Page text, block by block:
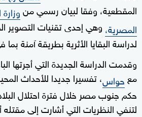
المقطعية، وفقا لبيان رسمي من
المصرية، وهي إحدى تقنيات التصوير
لدراسة البقايا الأثرية بطريقة آمنة
وقدمت الدراسة الجديدة التي أجرتها
مع حواس، تفسيرا جديدا للأحداث
حكم جنوب مصر خلال فترة احتلال
لتنفي النظريات التي أشارت إلى